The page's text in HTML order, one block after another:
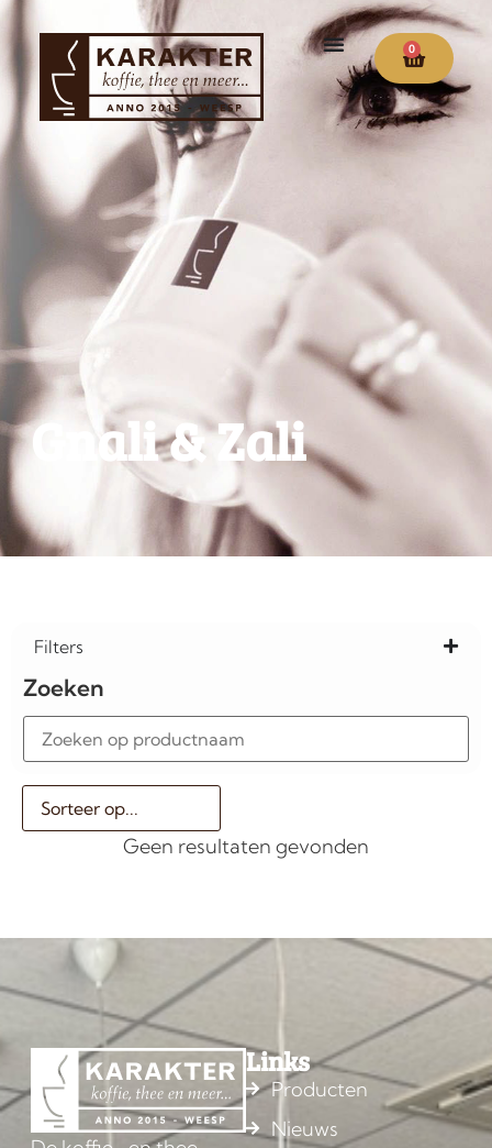
0
Gnali & Zali
Filters
Zoeken
Geen resultaten gevonden
Links
Producten
Nieuws